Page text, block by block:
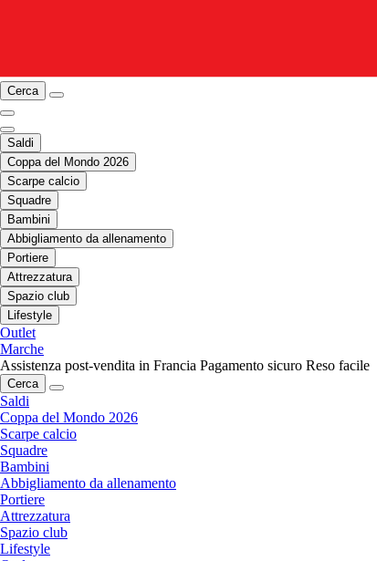
Cerca
Saldi
Coppa del Mondo 2026
Scarpe calcio
Squadre
Bambini
Abbigliamento da allenamento
Portiere
Attrezzatura
Spazio club
Lifestyle
Outlet
Marche
Assistenza post-vendita in Francia Pagamento sicuro Reso facile
Cerca
Saldi
Coppa del Mondo 2026
Scarpe calcio
Squadre
Bambini
Abbigliamento da allenamento
Portiere
Attrezzatura
Spazio club
Lifestyle